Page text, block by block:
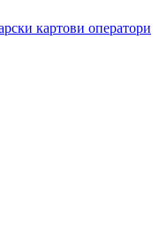
картови оператори